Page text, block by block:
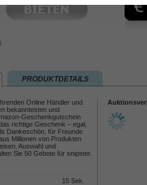
PRODUKTDETAILS
Online Händler und
bekanntesten und
Geschenkgutschein
richtige Geschenk – egal,
Dankeschön, für Freunde
Millionen von Produkten
Auswahl und
Sie 50 Gebote für snipster.
15 Sek.